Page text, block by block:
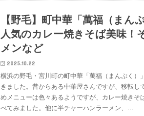
【野毛】町中華「萬福（まん
人気のカレー焼きそば美味！
メンなど
2025.10.22
横浜の野毛・宮川町の町中華「萬福（まんぷく）
きました。昔からある中華屋さんですが、移転し
めメニューは色々あるようですが、カレー焼きそ
べてみました。他に半チャーハンラーメン、…